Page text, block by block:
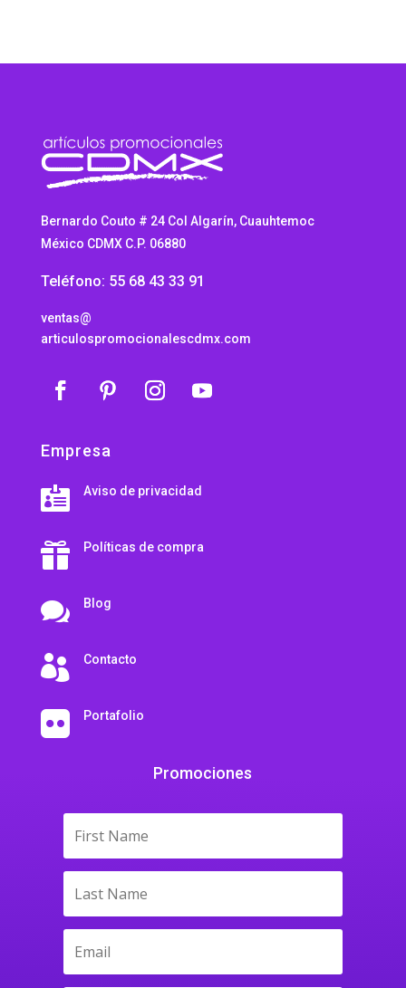
Bernardo Couto # 24 Col Algarín, Cuauhtemoc
México CDMX C.P. 06880
Teléfono: 55 68 43 33 91
ventas@
articulospromocionalescdmx.com
Empresa
 Aviso de privacidad
 Políticas de compra
 Blog
 Contacto
 Portafolio
Promociones